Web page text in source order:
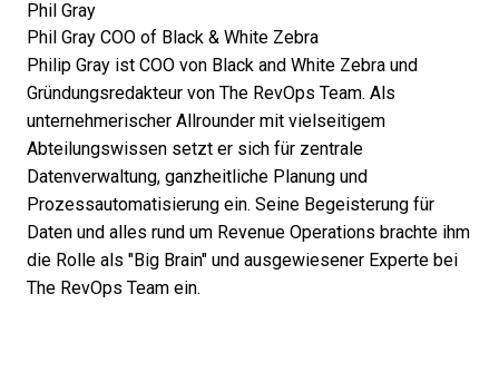
Phil Gray
Phil Gray COO of Black & White Zebra
Philip Gray ist COO von Black and White Zebra und
Gründungsredakteur von The RevOps Team. Als
unternehmerischer Allrounder mit vielseitigem
Abteilungswissen setzt er sich für zentrale
Datenverwaltung, ganzheitliche Planung und
Prozessautomatisierung ein. Seine Begeisterung für
Daten und alles rund um Revenue Operations brachte ihm
die Rolle als "Big Brain" und ausgewiesener Experte bei
The RevOps Team ein.